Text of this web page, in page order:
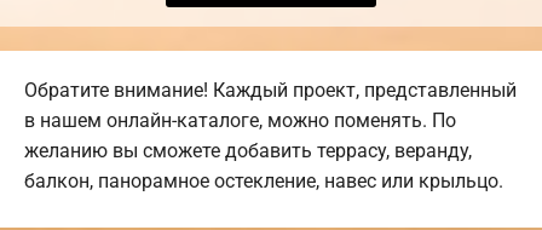
Обратите внимание! Каждый проект, представленный
в нашем онлайн-каталоге, можно поменять. По
желанию вы сможете добавить террасу, веранду,
балкон, панорамное остекление, навес или крыльцо.